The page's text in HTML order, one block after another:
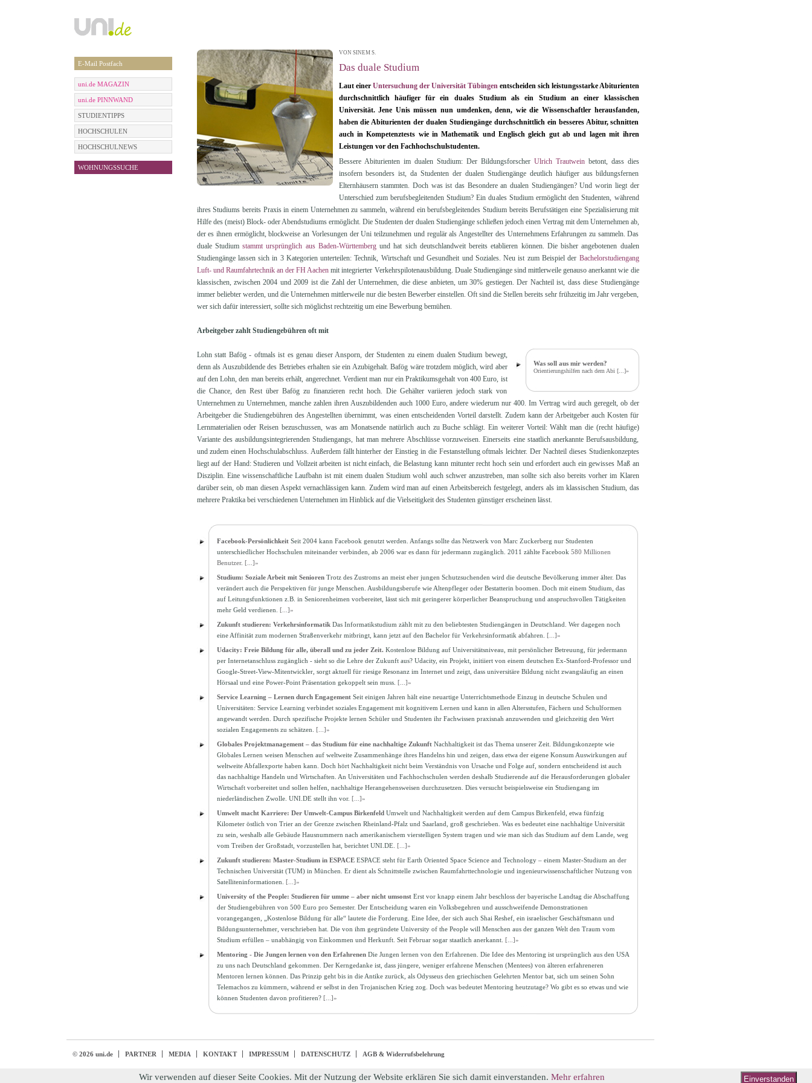
E-Mail Postfach
uni.de MAGAZIN
uni.de PINNWAND
STUDIENTIPPS
HOCHSCHULEN
HOCHSCHULNEWS
WOHNUNGSSUCHE
VON SINEM S.| 29.05.2012 16:21
Das duale Studium
Laut einer Untersuchung der Universität Tübingenentscheiden sich leistungsstarke Abiturienten
durchschnittlich häufiger für ein duales Studium als ein Studium an einer klassischen
Universität. Jene Unis müssen nun umdenken, denn, wie die Wissenschaftler herausfanden,
haben die Abiturienten der dualen Studiengänge durchschnittlich ein besseres Abitur, schnitten
auch in Kompetenztests wie in Mathematik und Englisch gleich gut ab und lagen mit ihren
Leistungen vor den Fachhochschulstudenten.
Bessere Abiturienten im dualen Studium: Der Bildungsforscher Ulrich Trautweinbetont, dass dies
insofern besonders ist, da Studenten der dualen Studiengänge deutlich häufiger aus bildungsfernen
Elternhäusern stammten. Doch was ist das Besondere an dualen Studiengängen? Und worin liegt der
Unterschied zum berufsbegleitenden Studium? Ein duales Studium ermöglicht den Studenten, während
ihres Studiums bereits Praxis in einem Unternehmen zu sammeln, während ein berufsbegleitendes Studium bereits Berufstätigen eine Spezialisierung mit
Hilfe des (meist) Block- oder Abendstudiums ermöglicht. Die Studenten der dualen Studiengänge schließen jedoch einen Vertrag mit dem Unternehmen ab,
der es ihnen ermöglicht, blockweise an Vorlesungen der Uni teilzunehmen und regulär als Angestellter des Unternehmens Erfahrungen zu sammeln. Das
duale Studium stammt ursprünglich aus Baden-Württembergund hat sich deutschlandweit bereits etablieren können. Die bisher angebotenen dualen
Studiengänge lassen sich in 3 Kategorien unterteilen: Technik, Wirtschaft und Gesundheit und Soziales. Neu ist zum Beispiel der Bachelorstudiengang
Luft- und Raumfahrtechnik an der FH Aachen mit integrierter Verkehrspilotenausbildung. Duale Studiengänge sind mittlerweile genauso anerkannt wie die
klassischen, zwischen 2004 und 2009 ist die Zahl der Unternehmen, die diese anbieten, um 30% gestiegen. Der Nachteil ist, dass diese Studiengänge
immer beliebter werden, und die Unternehmen mittlerweile nur die besten Bewerber einstellen. Oft sind die Stellen bereits sehr frühzeitig im Jahr vergeben,
wer sich dafür interessiert, sollte sich möglichst rechtzeitig um eine Bewerbung bemühen.
Arbeitgeber zahlt Studiengebühren oft mit
Was soll aus mir werden?
Orientierungshilfen nach dem Abi [...]»
Lohn statt Bafög - oftmals ist es genau dieser Ansporn, der Studenten zu einem dualen Studium bewegt,
denn als Auszubildende des Betriebes erhalten sie ein Azubigehalt. Bafög wäre trotzdem möglich, wird aber
auf den Lohn, den man bereits erhält, angerechnet. Verdient man nur ein Praktikumsgehalt von 400 Euro, ist
die Chance, den Rest über Bafög zu finanzieren recht hoch. Die Gehälter variieren jedoch stark von
Unternehmen zu Unternehmen, manche zahlen ihren Auszubildenden auch 1000 Euro, andere wiederum nur 400. Im Vertrag wird auch geregelt, ob der
Arbeitgeber die Studiengebühren des Angestellten übernimmt, was einen entscheidenden Vorteil darstellt. Zudem kann der Arbeitgeber auch Kosten für
Lernmaterialien oder Reisen bezuschussen, was am Monatsende natürlich auch zu Buche schlägt. Ein weiterer Vorteil: Wählt man die (recht häufige)
Variante des ausbildungsintegrierenden Studiengangs, hat man mehrere Abschlüsse vorzuweisen. Einerseits eine staatlich anerkannte Berufsausbildung,
und zudem einen Hochschulabschluss. Außerdem fällt hinterher der Einstieg in die Festanstellung oftmals leichter. Der Nachteil dieses Studienkonzeptes
liegt auf der Hand: Studieren und Vollzeit arbeiten ist nicht einfach, die Belastung kann mitunter recht hoch sein und erfordert auch ein gewisses Maß an
Disziplin. Eine wissenschaftliche Laufbahn ist mit einem dualen Studium wohl auch schwer anzustreben, man sollte sich also bereits vorher im Klaren
darüber sein, ob man diesen Aspekt vernachlässigen kann. Zudem wird man auf einen Arbeitsbereich festgelegt, anders als im klassischen Studium, das
mehrere Praktika bei verschiedenen Unternehmen im Hinblick auf die Vielseitigkeit des Studenten günstiger erscheinen lässt.
Facebook-Persönlichkeit Seit 2004 kann Facebook genutzt werden. Anfangs sollte das Netzwerk von Marc Zuckerberg nur Studenten
unterschiedlicher Hochschulen miteinander verbinden, ab 2006 war es dann für jedermann zugänglich. 2011 zählte Facebook 580 Millionen
Benutzer. [...]»
Studium: Soziale Arbeit mit Senioren Trotz des Zustroms an meist eher jungen Schutzsuchenden wird die deutsche Bevölkerung immer älter. Das
verändert auch die Perspektiven für junge Menschen. Ausbildungsberufe wie Altenpfleger oder Bestatterin boomen. Doch mit einem Studium, das
auf Leitungsfunktionen z.B. in Seniorenheimen vorbereitet, lässt sich mit geringerer körperlicher Beanspruchung und anspruchsvollen Tätigkeiten
mehr Geld verdienen. [...]»
Zukunft studieren: Verkehrsinformatik Das Informatikstudium zählt mit zu den beliebtesten Studiengängen in Deutschland. Wer dagegen noch
eine Affinität zum modernen Straßenverkehr mitbringt, kann jetzt auf den Bachelor für Verkehrsinformatik abfahren. [...]»
Udacity: Freie Bildung für alle, überall und zu jeder Zeit. Kostenlose Bildung auf Universitätsniveau, mit persönlicher Betreuung, für jedermann
per Internetanschluss zugänglich - sieht so die Lehre der Zukunft aus? Udacity, ein Projekt, initiiert von einem deutschen Ex-Stanford-Professor und
Google-Street-View-Mitentwickler, sorgt aktuell für riesige Resonanz im Internet und zeigt, dass universitäre Bildung nicht zwangsläufig an einen
Hörsaal und eine Power-Point Präsentation gekoppelt sein muss. [...]»
Service Learning – Lernen durch Engagement Seit einigen Jahren hält eine neuartige Unterrichtsmethode Einzug in deutsche Schulen und
Universitäten: Service Learning verbindet soziales Engagement mit kognitivem Lernen und kann in allen Altersstufen, Fächern und Schulformen
angewandt werden. Durch spezifische Projekte lernen Schüler und Studenten ihr Fachwissen praxisnah anzuwenden und gleichzeitig den Wert
sozialen Engagements zu schätzen. [...]»
Globales Projektmanagement – das Studium für eine nachhaltige Zukunft Nachhaltigkeit ist das Thema unserer Zeit. Bildungskonzepte wie
Globales Lernen weisen Menschen auf weltweite Zusammenhänge ihres Handelns hin und zeigen, dass etwa der eigene Konsum Auswirkungen auf
weltweite Abfallexporte haben kann. Doch hört Nachhaltigkeit nicht beim Verständnis von Ursache und Folge auf, sondern entscheidend ist auch
das nachhaltige Handeln und Wirtschaften. An Universitäten und Fachhochschulen werden deshalb Studierende auf die Herausforderungen globaler
Wirtschaft vorbereitet und sollen helfen, nachhaltige Herangehensweisen durchzusetzen. Dies versucht beispielsweise ein Studiengang im
niederländischen Zwolle. UNI.DE stellt ihn vor. [...]»
Umwelt macht Karriere: Der Umwelt-Campus Birkenfeld Umwelt und Nachhaltigkeit werden auf dem Campus Birkenfeld, etwa fünfzig
Kilometer östlich von Trier an der Grenze zwischen Rheinland-Pfalz und Saarland, groß geschrieben. Was es bedeutet eine nachhaltige Universität
zu sein, weshalb alle Gebäude Hausnummern nach amerikanischem vierstelligen System tragen und wie man sich das Studium auf dem Lande, weg
vom Treiben der Großstadt, vorzustellen hat, berichtet UNI.DE. [...]»
Zukunft studieren: Master-Studium in ESPACE ESPACE steht für Earth Oriented Space Science and Technology – einem Master-Studium an der
Technischen Universität (TUM) in München. Er dient als Schnittstelle zwischen Raumfahrttechnologie und ingenieurwissenschaftlicher Nutzung von
Satelliteninformationen. [...]»
University of the People: Studieren für umme – aber nicht umsonst Erst vor knapp einem Jahr beschloss der bayerische Landtag die Abschaffung
der Studiengebühren von 500 Euro pro Semester. Der Entscheidung waren ein Volksbegehren und ausschweifende Demonstrationen
vorangegangen, „Kostenlose Bildung für alle“ lautete die Forderung. Eine Idee, der sich auch Shai Reshef, ein israelischer Geschäftsmann und
Bildungsunternehmer, verschrieben hat. Die von ihm gegründete University of the People will Menschen aus der ganzen Welt den Traum vom
Studium erfüllen – unabhängig von Einkommen und Herkunft. Seit Februar sogar staatlich anerkannt. [...]»
Mentoring - Die Jungen lernen von den Erfahrenen Die Jungen lernen von den Erfahrenen. Die Idee des Mentoring ist ursprünglich aus den USA
zu uns nach Deutschland gekommen. Der Kerngedanke ist, dass jüngere, weniger erfahrene Menschen (Mentees) von älteren erfahreneren
Mentoren lernen können. Das Prinzip geht bis in die Antike zurück, als Odysseus den griechischen Gelehrten Mentor bat, sich um seinen Sohn
Telemachos zu kümmern, während er selbst in den Trojanischen Krieg zog. Doch was bedeutet Mentoring heutzutage? Wo gibt es so etwas und wie
können Studenten davon profitieren? [...]»
© 2026 uni.de PARTNER MEDIA KONTAKT IMPRESSUM DATENSCHUTZ AGB & Widerrufsbelehrung
Wir verwenden auf dieser Seite Cookies. Mit der Nutzung der Website erklären Sie sich damit einverstanden. Mehr erfahren Einverstanden